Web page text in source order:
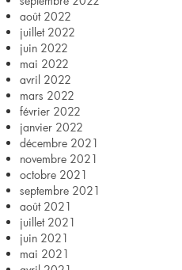
août 2022
juillet 2022
juin 2022
mai 2022
avril 2022
mars 2022
février 2022
janvier 2022
décembre 2021
novembre 2021
octobre 2021
septembre 2021
août 2021
juillet 2021
juin 2021
mai 2021